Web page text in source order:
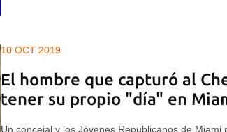
10 OCT 2019
El hombre que capturó al
tener su propio "día" en
Un concejal y los Jóvenes Republicanos de Miami